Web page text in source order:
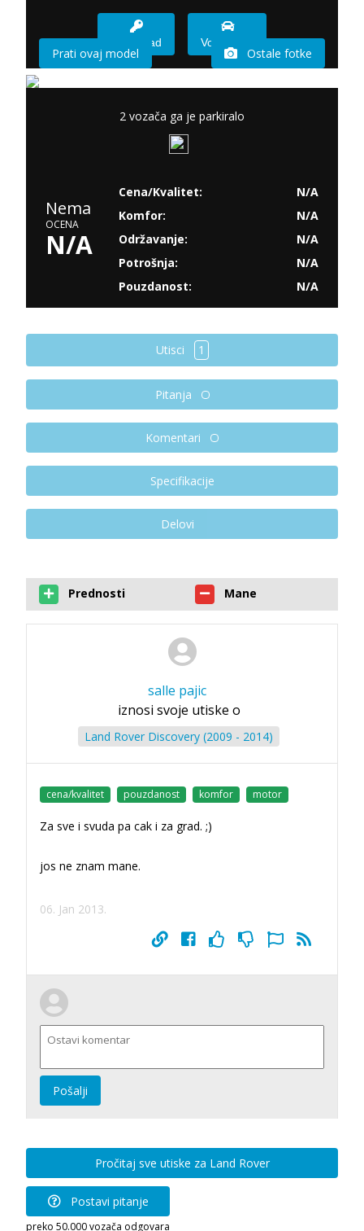
Imam sad Vozio sam
Prati ovaj model Ostale fotke
2 vozača ga je parkiralo
Nema
OCENA
N/A
Cena/Kvalitet:
N/A
Komfor:
N/A
Održavanje:
N/A
Potrošnja:
N/A
Pouzdanost:
N/A
Utisci 1
Pitanja
Komentari
Specifikacije
Delovi
Prednosti Mane
salle pajic
iznosi svoje utiske o
Land Rover Discovery (2009 - 2014)
cena/kvalitet pouzdanost komfor motor
Za sve i svuda pa cak i za grad. ;)
jos ne znam mane.
06. Jan 2013.
Pošalji
Pročitaj sve utiske za Land Rover
Postavi pitanje
preko 50.000 vozača odgovara